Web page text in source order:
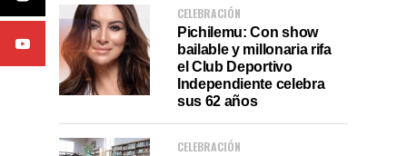
CELEBRACIÓN
Pichilemu: Con show
bailable y millonaria rifa
el Club Deportivo
Independiente celebra
sus 62 años
CELEBRACIÓN